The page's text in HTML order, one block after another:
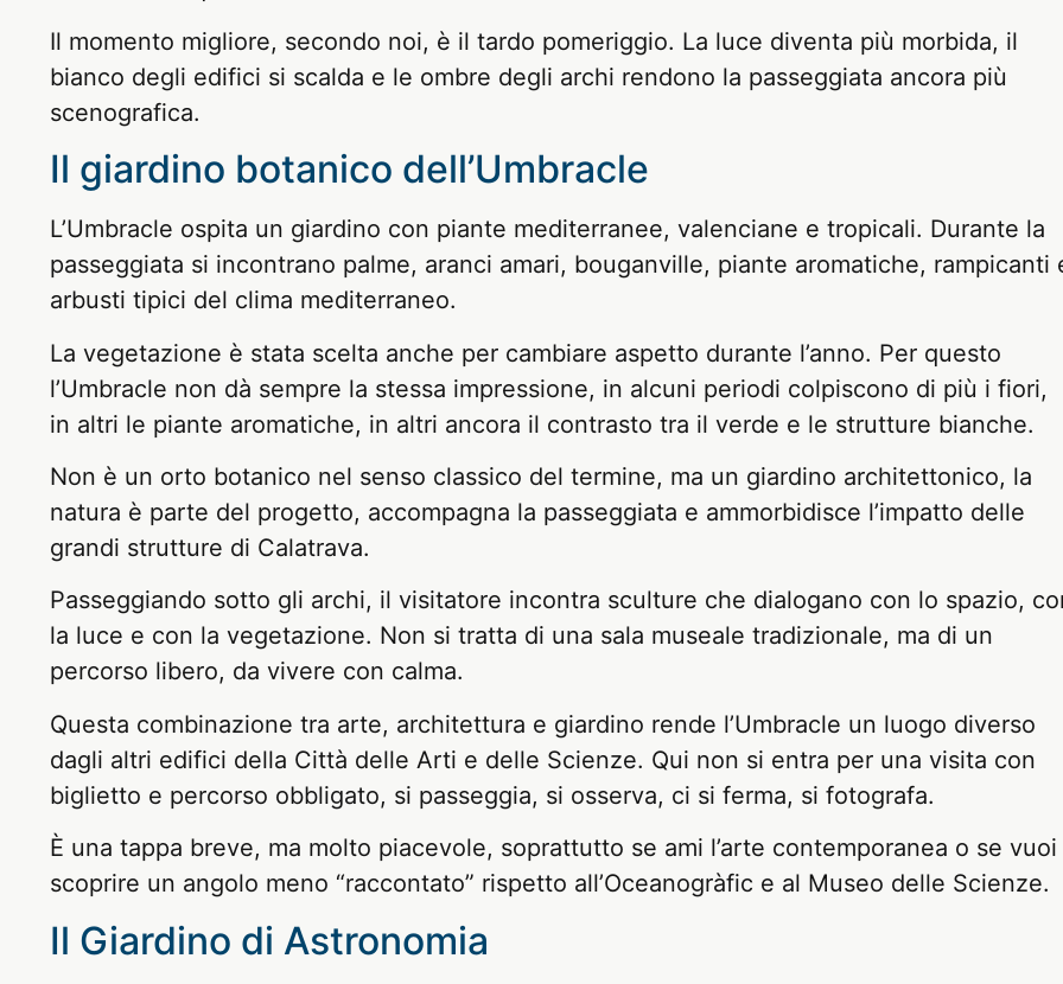
Il momento migliore, secondo noi, è il tardo pomeriggio. La luce diventa più morbida, il
bianco degli edifici si scalda e le ombre degli archi rendono la passeggiata ancora più
scenografica.
Il giardino botanico dell’Umbracle
L’Umbracle ospita un giardino con piante mediterranee, valenciane e tropicali. Durante la
passeggiata si incontrano palme, aranci amari, bouganville, piante aromatiche, rampicanti
arbusti tipici del clima mediterraneo.
La vegetazione è stata scelta anche per cambiare aspetto durante l’anno. Per questo
l’Umbracle non dà sempre la stessa impressione, in alcuni periodi colpiscono di più i fiori,
in altri le piante aromatiche, in altri ancora il contrasto tra il verde e le strutture bianche.
Non è un orto botanico nel senso classico del termine, ma un giardino architettonico, la
natura è parte del progetto, accompagna la passeggiata e ammorbidisce l’impatto delle
grandi strutture di Calatrava.
Passeggiando sotto gli archi, il visitatore incontra sculture che dialogano con lo spazio,
la luce e con la vegetazione. Non si tratta di una sala museale tradizionale, ma di un
percorso libero, da vivere con calma.
Questa combinazione tra arte, architettura e giardino rende l’Umbracle un luogo diverso
dagli altri edifici della Città delle Arti e delle Scienze. Qui non si entra per una visita con
biglietto e percorso obbligato, si passeggia, si osserva, ci si ferma, si fotografa.
È una tappa breve, ma molto piacevole, soprattutto se ami l’arte contemporanea o se vuoi
scoprire un angolo meno “raccontato” rispetto all’Oceanogràfic e al Museo delle Scienze.
Il Giardino di Astronomia